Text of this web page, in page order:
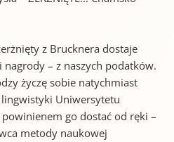
z Brucknera dostaje
nagrody – z naszych podatków.
życzę sobie natychmiast
Uniwersytetu
powinienem go dostać od ręki –
metody naukowej